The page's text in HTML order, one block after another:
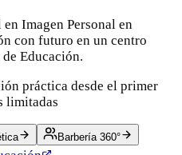
Imagen Personal en
con futuro en un centro
Educación.
práctica desde el primer
limitadas
Barbería 360°